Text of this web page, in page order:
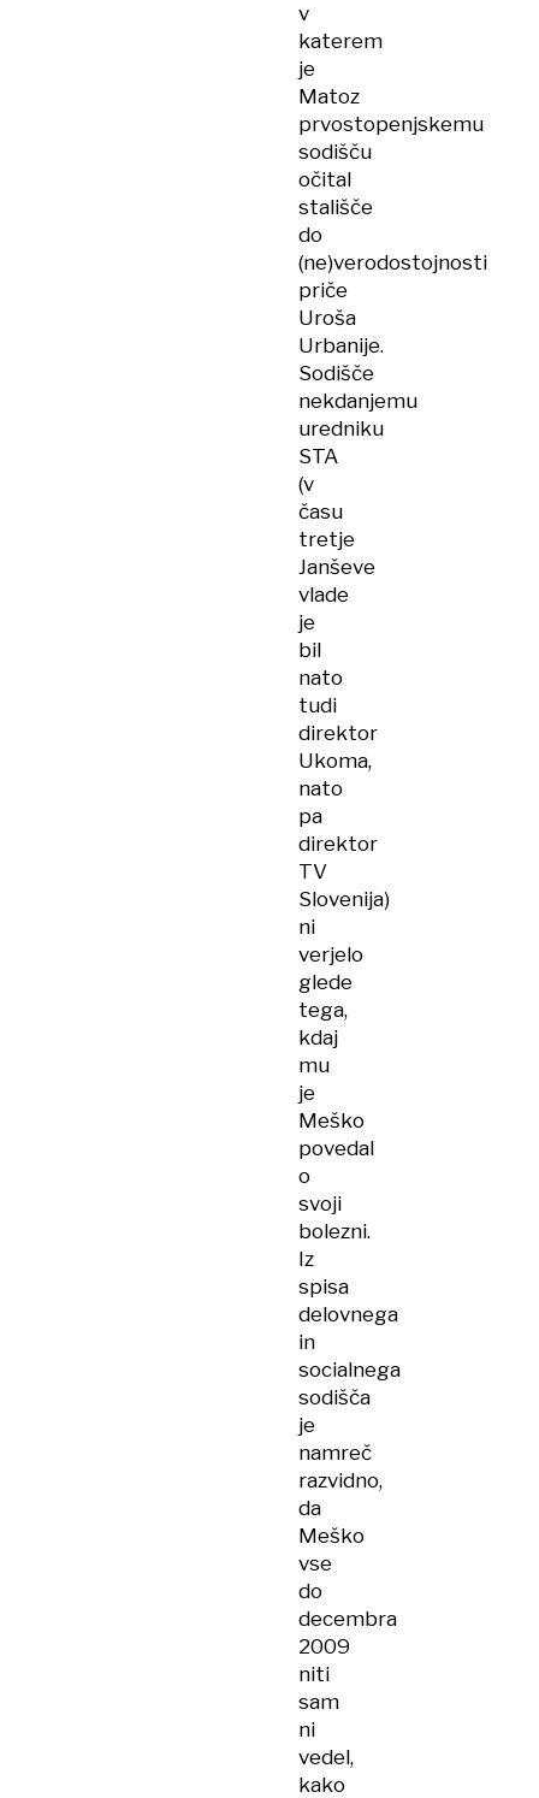
v
katerem
je
Matoz
prvostopenjskemu
sodišču
očital
stališče
do
(ne)verodostojnosti
priče
Uroša
Urbanije.
Sodišče
nekdanjemu
uredniku
STA
(v
času
tretje
Janševe
vlade
je
bil
nato
tudi
direktor
Ukoma,
nato
pa
direktor
TV
Slovenija)
ni
verjelo
glede
tega,
kdaj
mu
je
Meško
povedal
o
svoji
bolezni.
Iz
spisa
delovnega
in
socialnega
sodišča
je
namreč
razvidno,
da
Meško
vse
do
decembra
2009
niti
sam
ni
vedel,
kako